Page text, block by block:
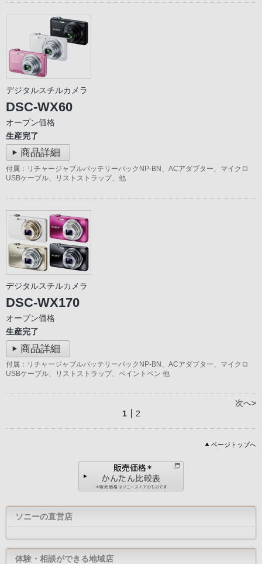
デジタルスチルカメラ
DSC-WX60
オープン価格
生産完了
商品詳細
付属：リチャージャブルバッテリーパックNP-BN、ACアダプター、マイクロ
USBケーブル、リストストラップ、他
デジタルスチルカメラ
DSC-WX170
オープン価格
生産完了
商品詳細
付属：リチャージャブルバッテリーパックNP-BN、ACアダプター、マイクロ
USBケーブル、リストストラップ、ペイントペン 他
次へ>
1
2
ページトップへ
ソニーの直営店
体験・相談ができる地域店